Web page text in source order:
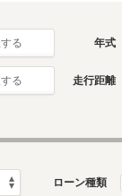
る 年式
る 走行距離
ローン種類